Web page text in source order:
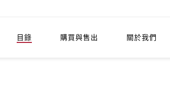
目錄 購買與售出 關於我們